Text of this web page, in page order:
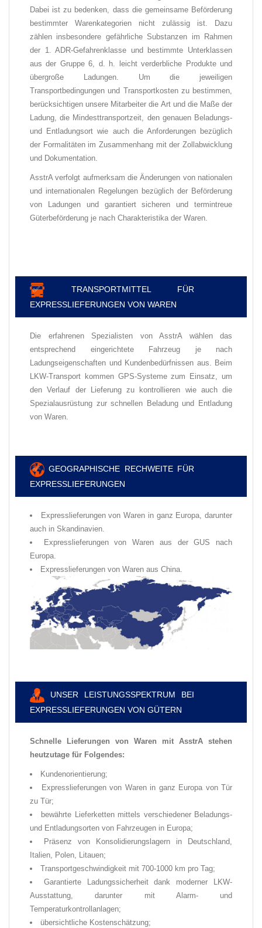
Dabei ist zu bedenken, dass die gemeinsame Beförderung
bestimmter Warenkategorien nicht zulässig ist. Dazu
zählen insbesondere gefährliche Substanzen im Rahmen
der 1. ADR-Gefahrenklasse und bestimmte Unterklassen
aus der Gruppe 6, d. h. leicht verderbliche Produkte und
übergroße Ladungen. Um die jeweiligen
Transportbedingungen und Transportkosten zu bestimmen,
berücksichtigen unsere Mitarbeiter die Art und die Maße der
Ladung, die Mindesttransportzeit, den genauen Beladungs-
und Entladungsort wie auch die Anforderungen bezüglich
der Formalitäten im Zusammenhang mit der Zollabwicklung
und Dokumentation.
AsstrA verfolgt aufmerksam die Änderungen von nationalen
und internationalen Regelungen bezüglich der Beförderung
von Ladungen und garantiert sicheren und termintreue
Güterbeförderung je nach Charakteristika der Waren.
✅
TRANSPORTMITTEL FÜR
EXPRESSLIEFERUNGEN VON WAREN
Die erfahrenen Spezialisten von AsstrA wählen das
entsprechend eingerichtete Fahrzeug je nach
Ladungseigenschaften und Kundenbedürfnissen aus. Beim
LKW-Transport kommen GPS-Systeme zum Einsatz, um
den Verlauf der Lieferung zu kontrollieren wie auch die
Spezialausrüstung zur schnellen Beladung und Entladung
von Waren.
✅
GEOGRAPHISCHE RECHWEITE FÜR
EXPRESSLIEFERUNGEN
Expresslieferungen von Waren in ganz Europa, darunter
auch in Skandinavien.
Expresslieferungen von Waren aus der GUS nach
Europa.
Expresslieferungen von Waren aus China.
✅
UNSER LEISTUNGSSPEKTRUM BEI
EXPRESSLIEFERUNGEN VON GÜTERN
Schnelle Lieferungen von Waren mit AsstrA stehen
heutzutage für Folgendes:
Kundenorientierung;
Expresslieferungen von Waren in ganz Europa von Tür
zu Tür;
bewährte Lieferketten mittels verschiedener Beladungs-
und Entladungsorten von Fahrzeugen in Europa;
Präsenz von Konsolidierungslagern in Deutschland,
Italien, Polen, Litauen;
Transportgeschwindigkeit mit 700-1000 km pro Tag;
Garantierte Ladungssicherheit dank moderner LKW-
Ausstattung, darunter mit Alarm- und
Temperaturkontrollanlagen;
übersichtliche Kostenschätzung;